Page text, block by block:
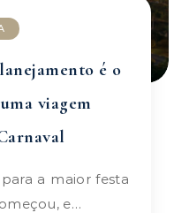
é o
viagem
e…